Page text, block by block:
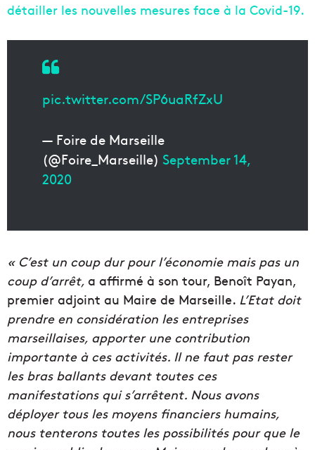
détailler les nouvelles mesures face à la Covid-19.
pic.twitter.com/SP6uaRfZxU
— Foire de Marseille
(@Foire_Marseille) September 14,
2020
« C’est un coup dur pour l’économie mais pas un
coup d’arrêt, a affirmé à son tour, Benoît Payan,
premier adjoint au Maire de Marseille. L’Etat doit
prendre en considération les entreprises
marseillaises, apporter une contribution
importante à ces activités. Il ne faut pas rester
les bras ballants devant toutes ces
manifestations qui s’arrêtent. Nous avons
déployer tous les moyens financiers humains,
nous tenterons toutes les possibilités pour que le